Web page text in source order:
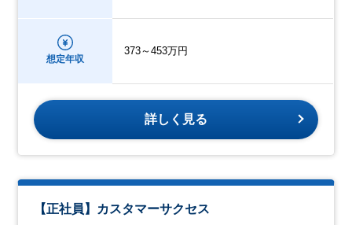
想定年収
373～453万円
詳しく見る
【正社員】カスタマーサクセス